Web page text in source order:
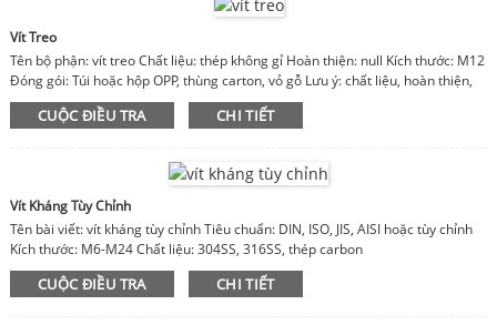
Vít Treo
Tên bộ phận: vít treo Chất liệu: thép không gỉ Hoàn thiện: null Kích thước: M12
Đóng gói: Túi hoặc hộp OPP, thùng carton, vỏ gỗ Lưu ý: chất liệu, hoàn thiện,
kích thước có thể tùy chỉnh
CUỘC ĐIỀU TRA CHI TIẾT
Vít Kháng Tùy Chỉnh
Tên bài viết: vít kháng tùy chỉnh Tiêu chuẩn: DIN, ISO, JIS, AISI hoặc tùy chỉnh
Kích thước: M6-M24 Chất liệu: 304SS, 316SS, thép carbon
CUỘC ĐIỀU TRA CHI TIẾT